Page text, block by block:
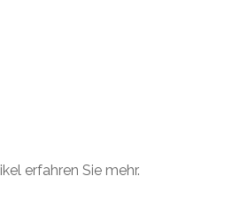
erfahren Sie mehr.